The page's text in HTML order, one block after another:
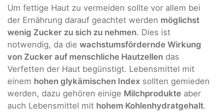
Um fettige Haut zu vermeiden sollte vor allem bei
der Ernährung darauf geachtet werden möglichst
wenig Zucker zu sich zu nehmen. Dies ist
notwendig, da die wachstumsfördernde Wirkung
von Zucker auf menschliche Hautzellen das
Verfetten der Haut begünstigt. Lebensmittel mit
einem hohen glykämischen Index sollten gemieden
werden, dazu gehören einige Milchprodukte aber
auch Lebensmittel mit hohem Kohlenhydratgehalt.